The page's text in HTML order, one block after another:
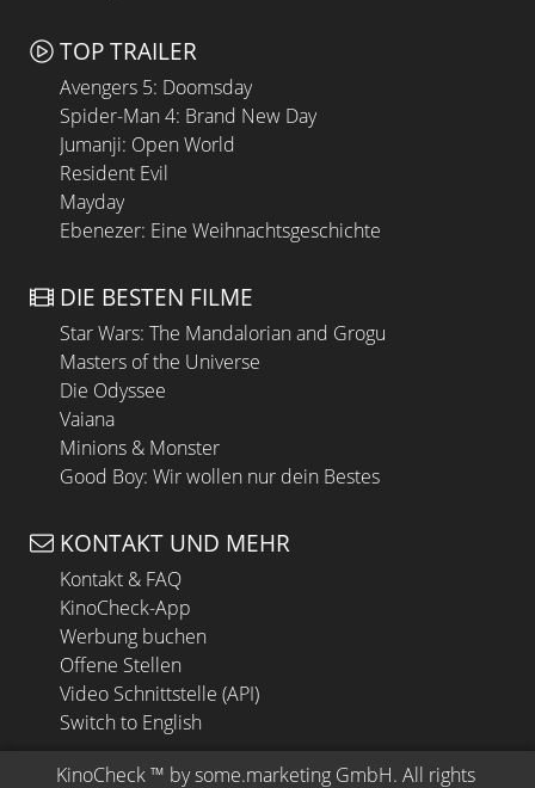
TOP TRAILER
Avengers 5: Doomsday
Spider-Man 4: Brand New Day
Jumanji: Open World
Resident Evil
Mayday
Ebenezer: Eine Weihnachtsgeschichte
DIE BESTEN FILME
Star Wars: The Mandalorian and Grogu
Masters of the Universe
Die Odyssee
Vaiana
Minions & Monster
Good Boy: Wir wollen nur dein Bestes
KONTAKT UND MEHR
Kontakt & FAQ
KinoCheck-App
Werbung buchen
Offene Stellen
Video Schnittstelle (API)
Switch to English
KinoCheck ™ by some.marketing GmbH. All rights